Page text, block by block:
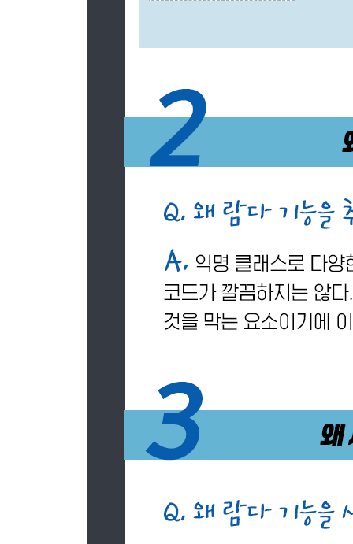
13.4 해석 규칙
CHAPTER 14 자바 모듈 시스템
14.1 압력 : 소프트웨어 유추
14.2 자바 모듈 시스템을 설계한 이유
14.5 여러 모듈 활용하기
14.8 모듈 정의와 구문들
14.9 더 큰 예제 그리고 더 배울 수 있는 방법
CHAPTER 15 CompletableFuture와 리액티브 프
15.1 동시성을 구현하는 자바 지원의 진화
15.2 동기 API와 비동기 API
15.3 박스와 채널 모델
15.5 발행-구독 그리고 리액티브 프로그래밍
15.6 리액티브 시스템 vs 리액티브 프로그래밍